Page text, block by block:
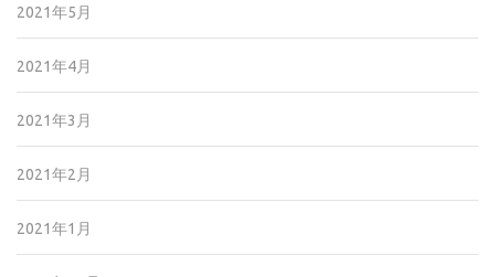
2021年5月
2021年4月
2021年3月
2021年2月
2021年1月